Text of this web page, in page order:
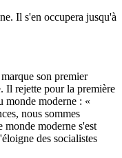
Il s'en occupera jusqu'à
son premier
Il rejette pour la première
monde moderne : «
nous sommes
monde moderne s'est
des socialistes